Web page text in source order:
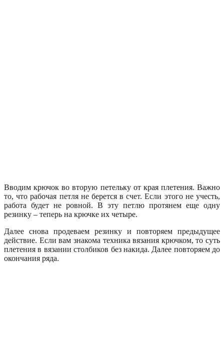
Вводим крючок во вторую петельку от края плетения. Важно
то, что рабочая петля не берется в счет. Если этого не учесть,
работа будет не ровной. В эту петлю протянем еще одну
резинку – теперь на крючке их четыре.
Далее снова продеваем резинку и повторяем предыдущее
действие. Если вам знакома техника вязания крючком, то суть
плетения в вязании столбиков без накида. Далее повторяем до
окончания ряда.